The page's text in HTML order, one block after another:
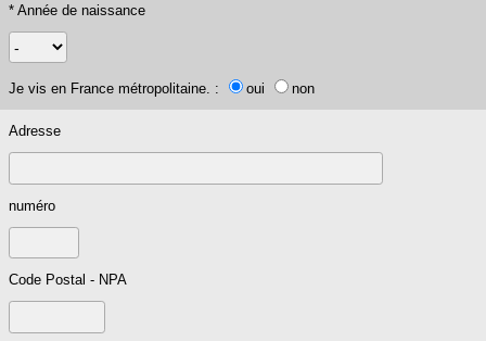
* Année de naissance
Je vis en France métropolitaine. : oui non
Adresse
numéro
Code Postal - NPA